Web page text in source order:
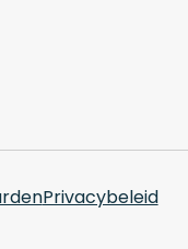
Privacybeleid